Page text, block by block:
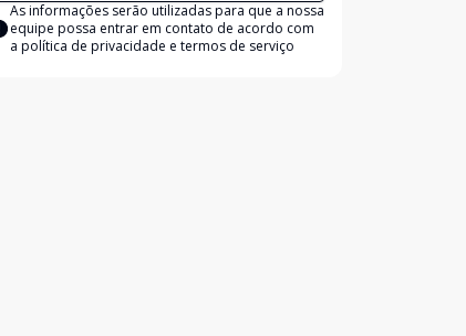
As informações serão utilizadas para que a nossa
equipe possa entrar em contato de acordo com
a política de privacidade e termos de serviço